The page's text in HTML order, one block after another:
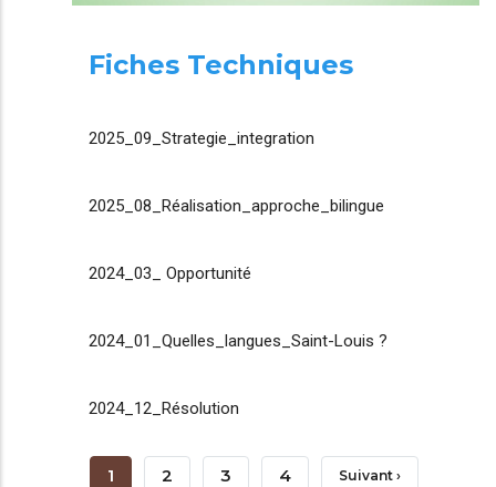
Fiches Techniques
2025_09_Strategie_integration
2025_08_Réalisation_approche_bilingue
2024_03_ Opportunité
2024_01_Quelles_langues_Saint-Louis ?
2024_12_Résolution
Pagination
Page
1 Page
2 Page
3 Page
4 Page
Suivant ›